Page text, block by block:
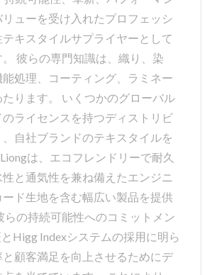
ューを受け入れたプロフェッシ
テキスタイルサプライヤーとして
彼らの専門知識は、織り、染
処理、コーティング、ラミネー
ります。 いくつかのグローバル
ライセンスを持つディストリビ
、自社ブランドのテキスタイルを
は、エコフレンドリーで耐久
と通気性を兼ね備えたエンジニ
ド生地を含む幅広い製品を提供
らの持続可能性へのコミットメン
とHigg Indexシステムの採用に明ら
顧客満足を向上させるためにデ